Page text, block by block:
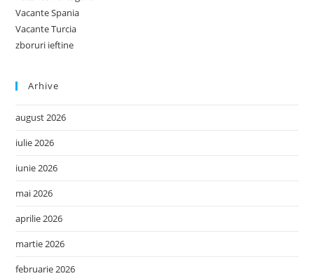
Vacante Spania
Vacante Turcia
zboruri ieftine
Arhive
august 2026
iulie 2026
iunie 2026
mai 2026
aprilie 2026
martie 2026
februarie 2026